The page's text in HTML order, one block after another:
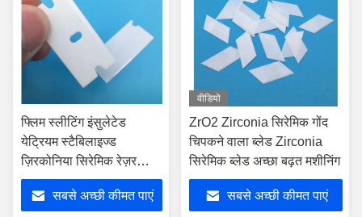
फ्लिम स्लीटिंग इंसुलेटेड
येट्रियम स्टैबिलाइज्ड
ज़िरकोनिया सिरेमिक रेज़र
ब्लेड्स कटर
सबसे अच्छी कीमत पाएं
वीडियो
ZrO2 Zirconia सिरेमिक गोंद
चिपकने वाला ब्लेड Zirconia
सिरेमिक ब्लेड अच्छा बढ़त मशीनिंग
सबसे अच्छी कीमत पाएं